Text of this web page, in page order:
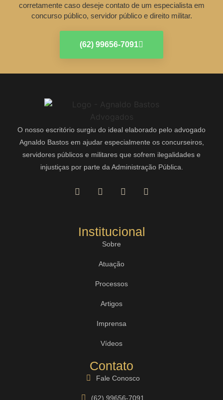
corretamente caso deseje contato de um especialista em
concurso público, servidor público e direito militar.
(62) 99656-7091
O nosso escritório surgiu do ideal elaborado pelo advogado
Agnaldo Bastos em ajudar especialmente os concurseiros,
servidores públicos e militares que sofrem ilegalidades e
injustiças por parte da Administração Pública.
Institucional
Sobre
Atuação
Processos
Artigos
Imprensa
Vídeos
Contato
Fale Conosco
(62) 99656-7091